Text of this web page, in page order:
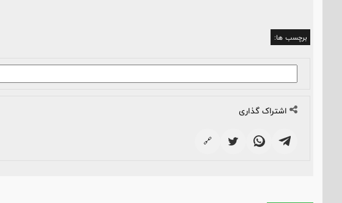
برچسب ها:
اشتراک گذاری
🔗